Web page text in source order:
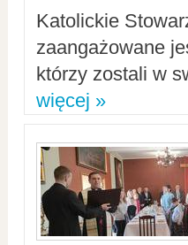
Katolickie
zaangażowane
którzy zostali w
więcej »